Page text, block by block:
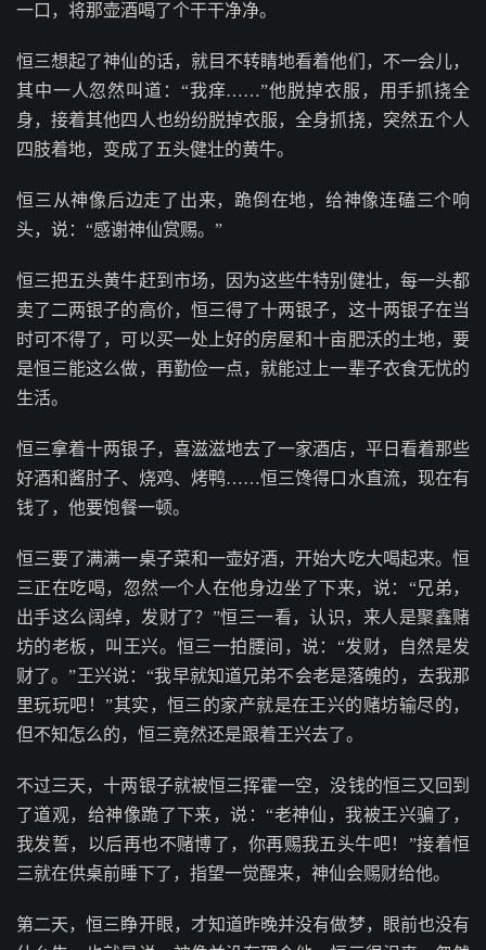
一口，将那壶酒喝了个干干净净。
恒三想起了神仙的话，就目不转睛地看着他们，不一会儿，
其中一人忽然叫道：“我痒……”他脱掉衣服，用手抓挠全
身，接着其他四人也纷纷脱掉衣服，全身抓挠，突然五个人
四肢着地，变成了五头健壮的黄牛。
恒三从神像后边走了出来，跪倒在地，给神像连磕三个响
头，说：“感谢神仙赏赐。”
恒三把五头黄牛赶到市场，因为这些牛特别健壮，每一头都
卖了二两银子的高价，恒三得了十两银子，这十两银子在当
时可不得了，可以买一处上好的房屋和十亩肥沃的土地，要
是恒三能这么做，再勤俭一点，就能过上一辈子衣食无忧的
生活。
恒三拿着十两银子，喜滋滋地去了一家酒店，平日看着那些
好酒和酱肘子、烧鸡、烤鸭……恒三馋得口水直流，现在有
钱了，他要饱餐一顿。
恒三要了满满一桌子菜和一壶好酒，开始大吃大喝起来。恒
三正在吃喝，忽然一个人在他身边坐了下来，说：“兄弟，
出手这么阔绰，发财了？”恒三一看，认识，来人是聚鑫赌
坊的老板，叫王兴。恒三一拍腰间，说：“发财，自然是发
财了。”王兴说：“我早就知道兄弟不会老是落魄的，去我那
里玩玩吧！”其实，恒三的家产就是在王兴的赌坊输尽的，
但不知怎么的，恒三竟然还是跟着王兴去了。
不过三天，十两银子就被恒三挥霍一空，没钱的恒三又回到
了道观，给神像跪了下来，说：“老神仙，我被王兴骗了，
我发誓，以后再也不赌博了，你再赐我五头牛吧！”接着恒
三就在供桌前睡下了，指望一觉醒来，神仙会赐财给他。
第二天，恒三睁开眼，才知道昨晚并没有做梦，眼前也没有